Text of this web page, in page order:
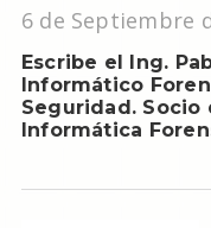
6 de Septiembre
Escribe el Ing.
Informático
Seguridad. Socio
Informática